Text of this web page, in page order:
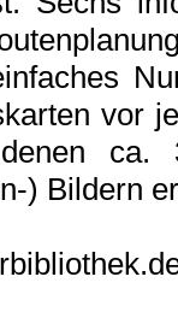
vor
ca.
) Bildern